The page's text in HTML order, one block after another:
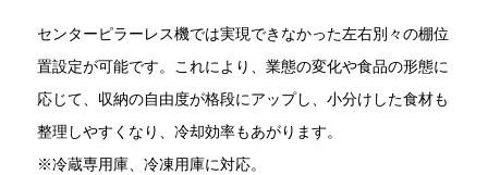
センターピラーレス機では実現できなかった左右別々の棚位
置設定が可能です。これにより、業態の変化や食品の形態に
応じて、収納の自由度が格段にアップし、小分けした食材も
整理しやすくなり、冷却効率もあがります。
※冷蔵専用庫、冷凍用庫に対応。